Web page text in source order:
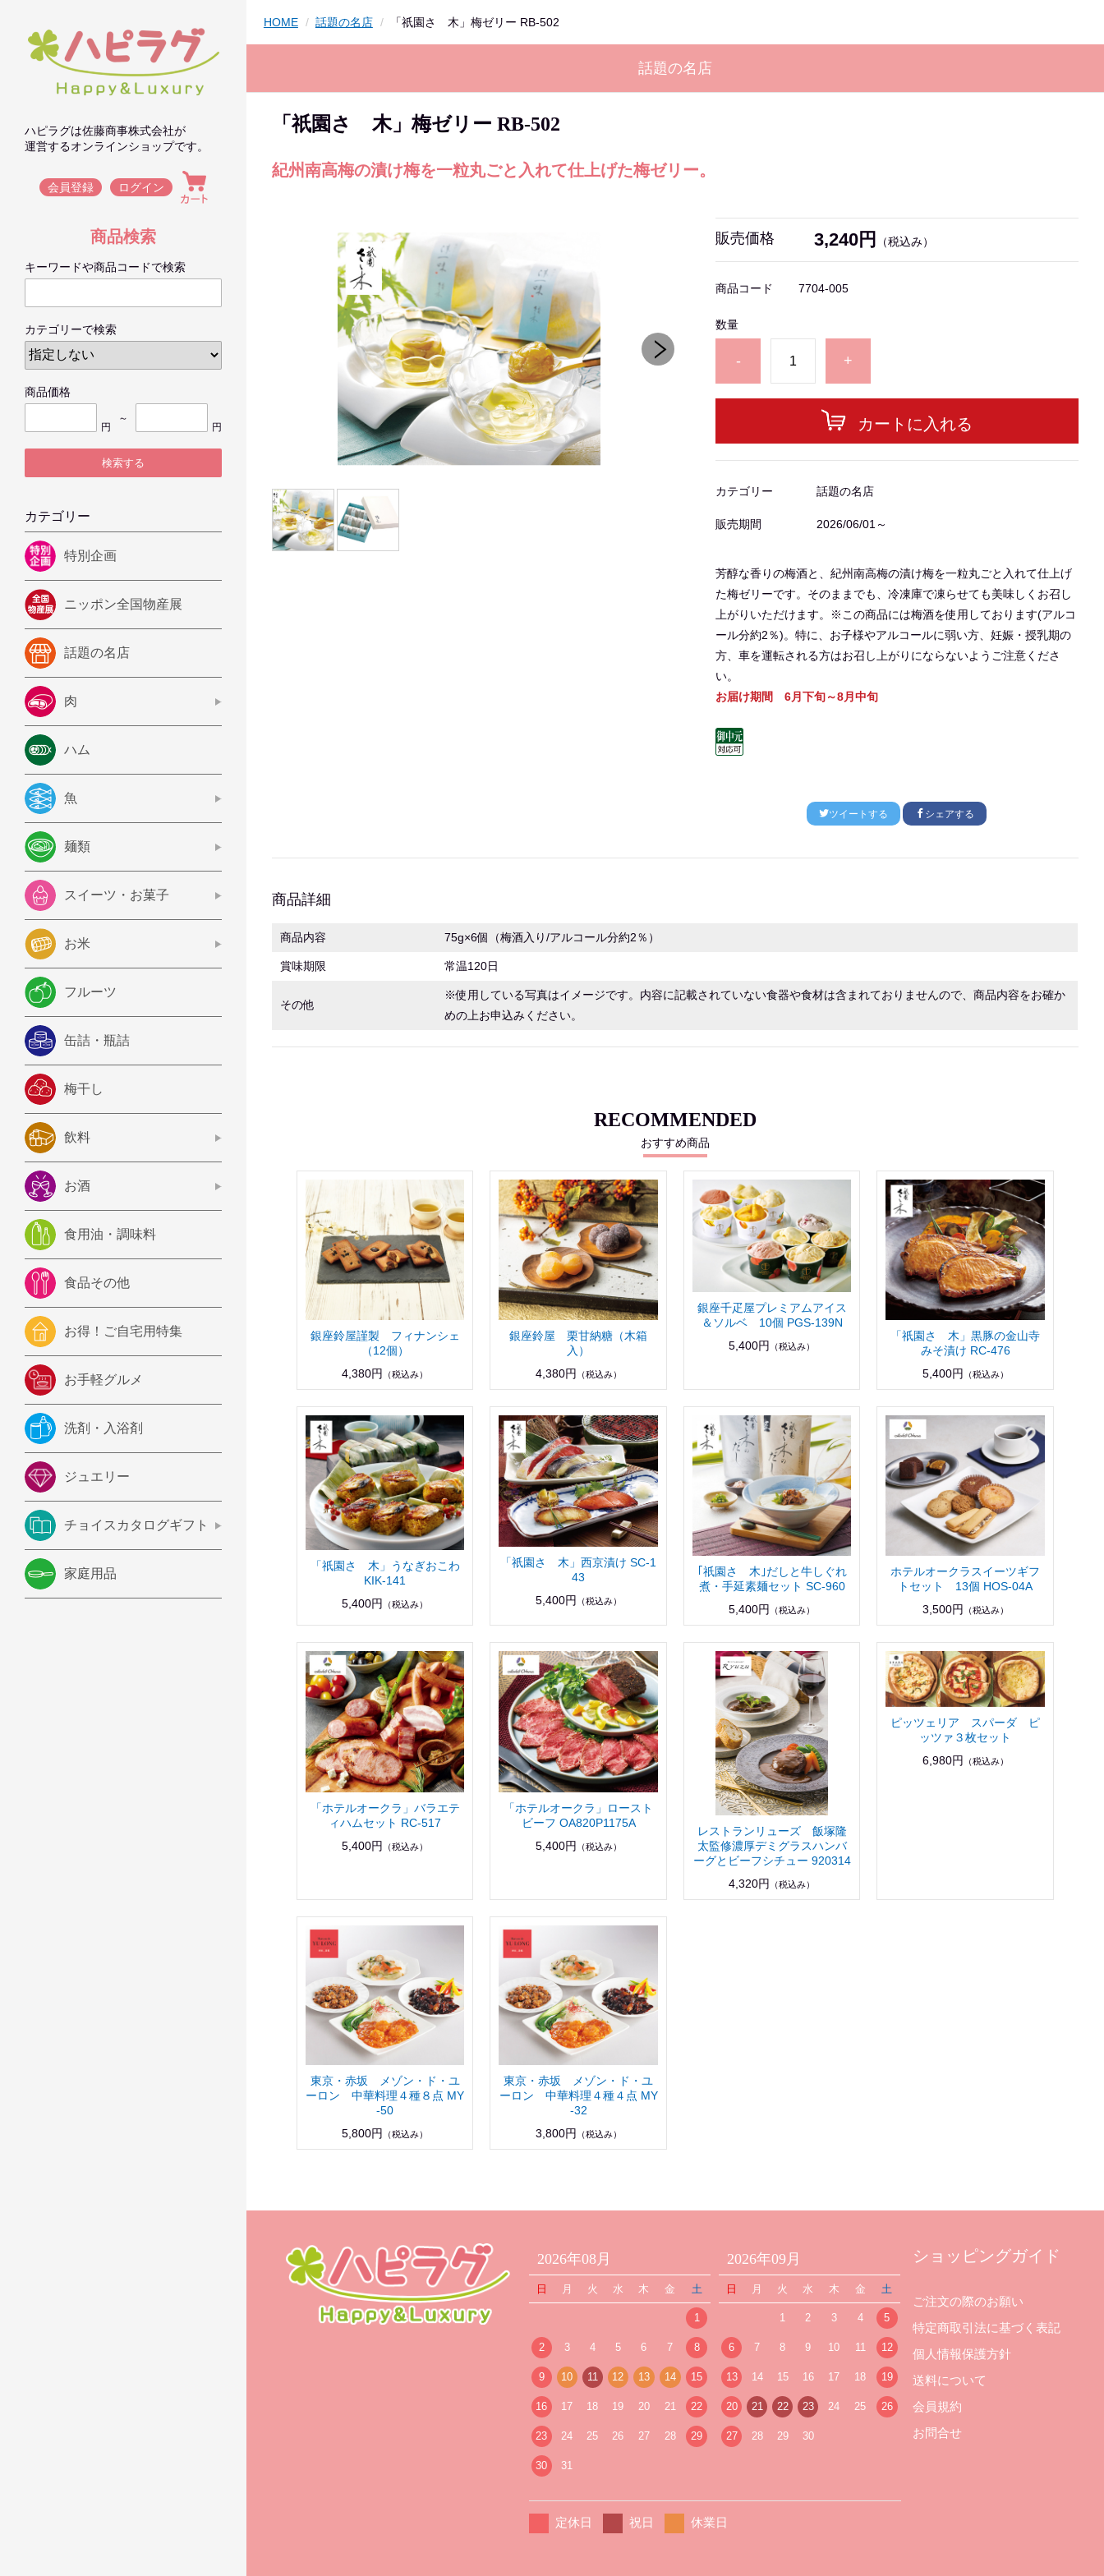
ハピラグは佐藤商事株式会社が
運営するオンラインショップです。
会員登録 ログイン
商品検索
キーワードや商品コードで検索
カテゴリーで検索
商品価格
円
～
円
検索する
カテゴリー
特別企画
ニッポン全国物産展
話題の名店
肉
ハム
魚
麺類
スイーツ・お菓子
お米
フルーツ
缶詰・瓶詰
梅干し
飲料
お酒
食用油・調味料
食品その他
お得！ご自宅用特集
お手軽グルメ
洗剤・入浴剤
ジュエリー
チョイスカタログギフト
家庭用品
HOME 話題の名店 「祇園さゝ木」梅ゼリー RB-502
話題の名店
「祇園さゝ木」梅ゼリー RB-502
紀州南高梅の漬け梅を一粒丸ごと入れて仕上げた梅ゼリー。
販売価格 3,240円 （税込み）
商品コード 7704-005
数量
- +
カートに入れる
カテゴリー 話題の名店
販売期間 2026/06/01～
芳醇な香りの梅酒と、紀州南高梅の漬け梅を一粒丸ごと入れて仕上げ
た梅ゼリーです。そのままでも、冷凍庫で凍らせても美味しくお召し
上がりいただけます。※この商品には梅酒を使用しております(アルコ
ール分約2％)。特に、お子様やアルコールに弱い方、妊娠・授乳期の
方、車を運転される方はお召し上がりにならないようご注意くださ
い。
お届け期間 6月下旬～8月中旬
ツイートする シェアする
商品詳細
商品内容 75g×6個（梅酒入り/アルコール分約2％）
賞味期限 常温120日
その他
※使用している写真はイメージです。内容に記載されていない食器や食材は含まれておりませんので、商品内容をお確か
めの上お申込みください。
RECOMMENDED
おすすめ商品
銀座鈴屋謹製 フィナンシェ
（12個）
4,380円
（税込み）
銀座鈴屋 栗甘納糖（木箱
入）
4,380円
（税込み）
銀座千疋屋プレミアムアイス
＆ソルベ 10個 PGS-139N
5,400円
（税込み）
「祇園さゝ木」黒豚の金山寺
みそ漬け RC-476
5,400円
（税込み）
「祇園さゝ木」うなぎおこわ
KIK-141
5,400円
（税込み）
「祇園さゝ木」西京漬け SC-1
43
5,400円
（税込み）
｢祇園さゝ木｣だしと牛しぐれ
煮・手延素麺セット SC-960
5,400円
（税込み）
ホテルオークラスイーツギフ
トセット 13個 HOS-04A
3,500円
（税込み）
「ホテルオークラ」バラエテ
ィハムセット RC-517
5,400円
（税込み）
「ホテルオークラ」ロースト
ビーフ OA820P1175A
5,400円
（税込み）
レストランリューズ 飯塚隆
太監修濃厚デミグラスハンバ
ーグとビーフシチュー 920314
4,320円
（税込み）
ピッツェリア スパーダ ピ
ッツァ３枚セット
6,980円
（税込み）
東京・赤坂 メゾン・ド・ユ
ーロン 中華料理４種８点 MY
-50
5,800円
（税込み）
東京・赤坂 メゾン・ド・ユ
ーロン 中華料理４種４点 MY
-32
3,800円
（税込み）
2026年08月
日 月 火 水 木 金 土
1
2 3 4 5 6 7 8
9 10 11 12 13 14 15
16 17 18 19 20 21 22
23 24 25 26 27 28 29
30 31
2026年09月
日 月 火 水 木 金 土
1 2 3 4 5
6 7 8 9 10 11 12
13 14 15 16 17 18 19
20 21 22 23 24 25 26
27 28 29 30
定休日 祝日 休業日
ショッピングガイド
ご注文の際のお願い
特定商取引法に基づく表記
個人情報保護方針
送料について
会員規約
お問合せ